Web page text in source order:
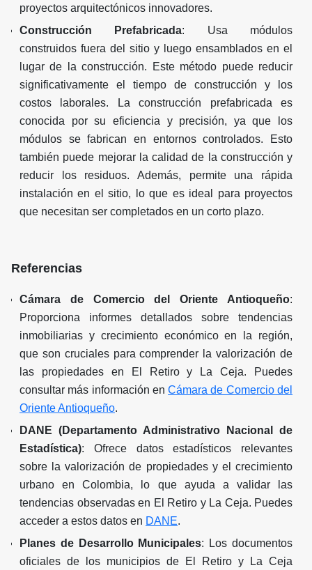
proyectos arquitectónicos innovadores.
Construcción Prefabricada: Usa módulos
construidos fuera del sitio y luego ensamblados en el
lugar de la construcción. Este método puede reducir
significativamente el tiempo de construcción y los
costos laborales. La construcción prefabricada es
conocida por su eficiencia y precisión, ya que los
módulos se fabrican en entornos controlados. Esto
también puede mejorar la calidad de la construcción y
reducir los residuos. Además, permite una rápida
instalación en el sitio, lo que es ideal para proyectos
que necesitan ser completados en un corto plazo.
Referencias
Cámara de Comercio del Oriente Antioqueño:
Proporciona informes detallados sobre tendencias
inmobiliarias y crecimiento económico en la región,
que son cruciales para comprender la valorización de
las propiedades en El Retiro y La Ceja. Puedes
consultar más información enCámara de Comercio del
Oriente Antioqueño.
DANE (Departamento Administrativo Nacional de
Estadística): Ofrece datos estadísticos relevantes
sobre la valorización de propiedades y el crecimiento
urbano en Colombia, lo que ayuda a validar las
tendencias observadas en El Retiro y La Ceja. Puedes
acceder a estos datos en DANE.
Planes de Desarrollo Municipales: Los documentos
oficiales de los municipios de El Retiro y La Ceja